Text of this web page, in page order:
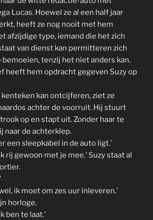
Lucas. Hoewel ze al een half jaar
heeft ze nog nooit met hem
afzijdige type, iemand die het zich
van dienst kan permitteren zich
tenzij het niet anders kan.
heeft hem opdracht gegeven Suzy op
kenteken kan ontcijferen, ziet ze
achter de voorruit. Hij stuurt
op en stapt uit. Zonder haar te
naar de achterklep.
een sleepkabel in de auto ligt.’
rij gewoon met je mee.’ Suzy staat al
ik moet om zes uur inleveren.’
horloge.
ben te laat.’